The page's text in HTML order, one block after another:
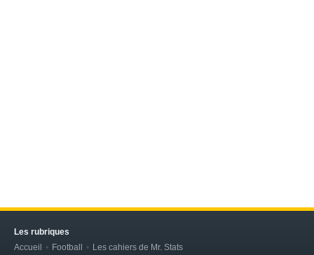
Les rubriques
Accueil
Football
Les cahiers de Mr. Stats